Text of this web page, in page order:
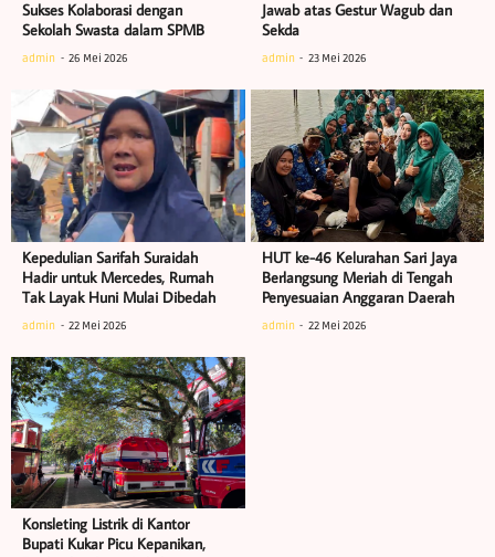
Sukses Kolaborasi dengan
Sekolah Swasta dalam SPMB
admin 26 Mei 2026
Jawab atas Gestur Wagub dan
Sekda
admin 23 Mei 2026
Kepedulian Sarifah Suraidah
Hadir untuk Mercedes, Rumah
Tak Layak Huni Mulai Dibedah
admin 22 Mei 2026
HUT ke-46 Kelurahan Sari Jaya
Berlangsung Meriah di Tengah
Penyesuaian Anggaran Daerah
admin 22 Mei 2026
Konsleting Listrik di Kantor
Bupati Kukar Picu Kepanikan,